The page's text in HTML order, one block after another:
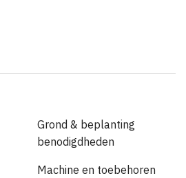
Grond & beplanting
benodigdheden
Machine en toebehoren